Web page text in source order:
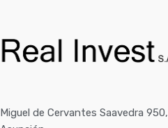
Miguel de Cervantes Saavedra 950,